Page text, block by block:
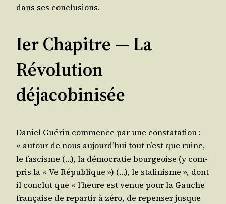
dans ses conclusions.
Ier Chapitre ― La
Révolution
déjacobinisée
Daniel Gué­rin com­mence par une consta­ta­tion :
« autour de nous aujourd’­hui tout n’est que ruine,
le fas­cisme (…), la démo­cra­tie bour­geoise (y com­
pris la « Ve Répu­blique ») (…), le sta­li­nisme », dont
il conclut que « l’heure est venue pour la Gauche
fran­çaise de repar­tir à zéro, de repen­ser jusque